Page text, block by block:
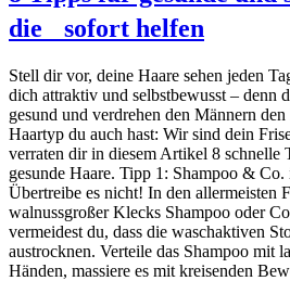
die sofort helfen
Stell dir vor, deine Haare sehen jeden
dich attraktiv und selbstbewusst – denn
gesund und verdrehen den Männern
Haartyp du auch hast: Wir sind dein
verraten dir in diesem Artikel 8 schnelle
gesunde Haare. Tipp 1: Shampoo &
Übertreibe es nicht! In den allermeisten
walnussgroßer Klecks Shampoo oder
vermeidest du, dass die waschaktiven
austrocknen. Verteile das Shampoo mit
Händen, massiere es mit kreisenden